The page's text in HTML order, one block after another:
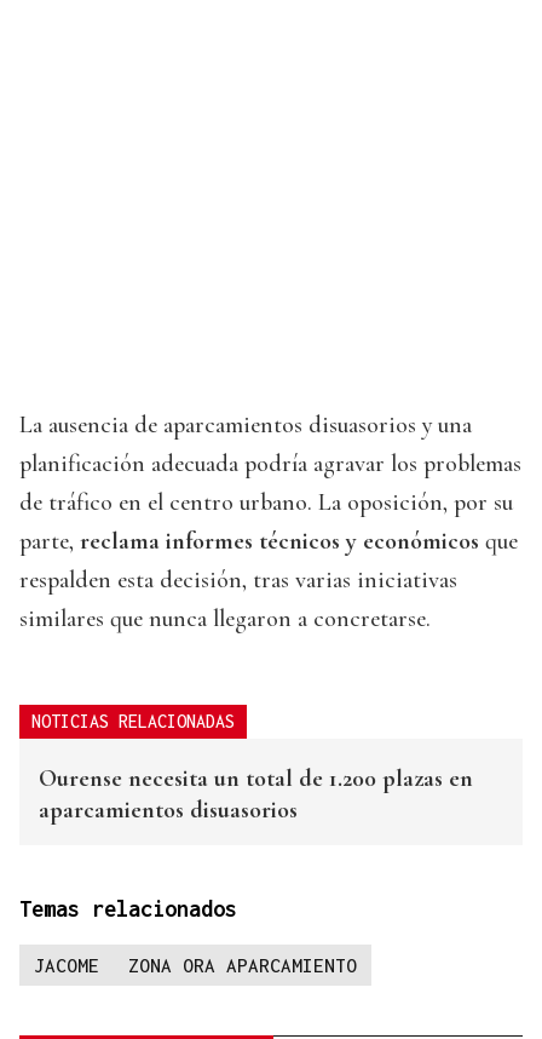
La ausencia de aparcamientos disuasorios y una
planificación adecuada podría agravar los problemas
de tráfico en el centro urbano. La oposición, por su
parte, reclama informes técnicos y económicos que
respalden esta decisión, tras varias iniciativas
similares que nunca llegaron a concretarse.
NOTICIAS RELACIONADAS
Ourense necesita un total de 1.200 plazas en
aparcamientos disuasorios
Temas relacionados
JACOME ZONA ORA APARCAMIENTO